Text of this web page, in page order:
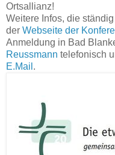
Ortsallianz!
Weitere Infos, die
der Webseite der
Anmeldung in Bad
Reussmann telefonisch
E.Mail .